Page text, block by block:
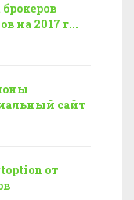
на 2017 г...
сайт
от